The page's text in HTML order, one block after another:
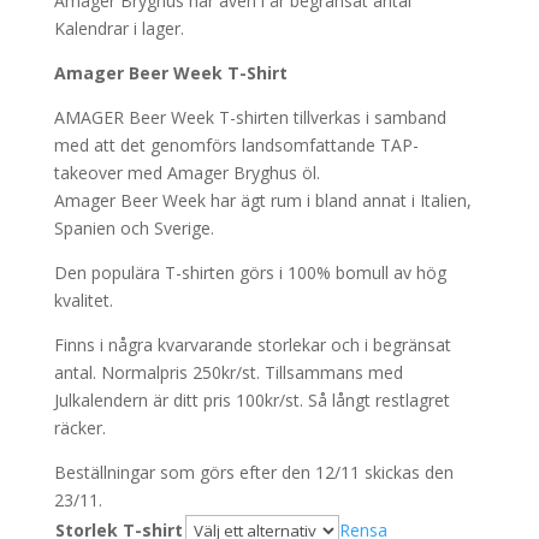
Kalendrar i lager.
Amager Beer Week T-Shirt
AMAGER Beer Week T-shirten tillverkas i samband
med att det genomförs landsomfattande TAP-
takeover med Amager Bryghus öl.
Amager Beer Week har ägt rum i bland annat i Italien,
Spanien och Sverige.
Den populära T-shirten görs i 100% bomull av hög
kvalitet.
Finns i några kvarvarande storlekar och i begränsat
antal. Normalpris 250kr/st. Tillsammans med
Julkalendern är ditt pris 100kr/st. Så långt restlagret
räcker.
Beställningar som görs efter den 12/11 skickas den
23/11.
Storlek T-shirt
Rensa